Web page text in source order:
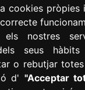
cookies pròpies
nostres
seus
o rebutjar
d' "Acceptar